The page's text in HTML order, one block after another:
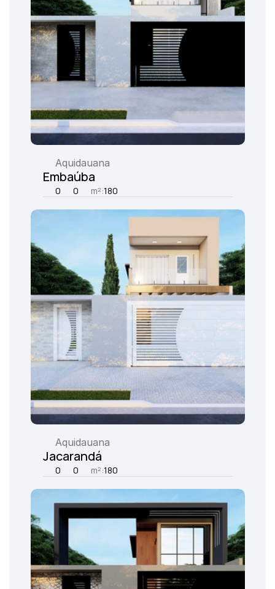
Aquidauana
Embaúba
0 0 m²:180
Aquidauana
Jacarandá
0 0 m²:180